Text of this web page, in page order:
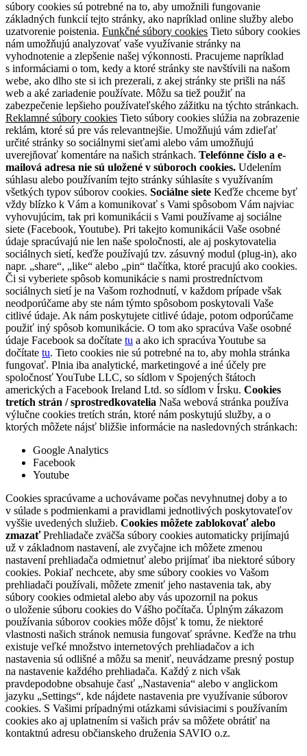
súbory cookies sú potrebné na to, aby umožnili fungovanie
základných funkcií tejto stránky, ako napríklad online služby alebo
uzatvorenie poistenia. Funkčné súbory cookies Tieto súbory cookies
nám umožňujú analyzovať vaše využívanie stránky na
vyhodnotenie a zlepšenie našej výkonnosti. Pracujeme napríklad
s informáciami o tom, kedy a ktoré stránky ste navštívili na našom
webe, ako dlho ste si ich prezerali, z akej stránky ste prišli na náš
web a aké zariadenie používate. Môžu sa tiež použiť na
zabezpečenie lepšieho používateľského zážitku na týchto stránkach.
Reklamné súbory cookies Tieto súbory cookies slúžia na zobrazenie
reklám, ktoré sú pre vás relevantnejšie. Umožňujú vám zdieľať
určité stránky so sociálnymi sieťami alebo vám umožňujú
uverejňovať komentáre na našich stránkach. Telefónne číslo a e-
mailová adresa nie sú uložené v súboroch cookies. Udelením
súhlasu alebo používaním tejto stránky súhlasíte s využívaním
všetkých typov súborov cookies. Sociálne siete Keďže chceme byť
vždy blízko k Vám a komunikovať s Vami spôsobom Vám najviac
vyhovujúcim, tak pri komunikácii s Vami používame aj sociálne
siete (Facebook, Youtube). Pri takejto komunikácii Vaše osobné
údaje spracúvajú nie len naše spoločnosti, ale aj poskytovatelia
sociálnych sietí, keďže používajú tzv. zásuvný modul (plug-in), ako
napr. „share“, „like“ alebo „pin“ tlačítka, ktoré pracujú ako cookies.
Či si vyberiete spôsob komunikácie s nami prostredníctvom
sociálnych sietí je na Vašom rozhodnutí, v každom prípade však
neodporúčame aby ste nám týmto spôsobom poskytovali Vaše
citlivé údaje. Ak nám poskytujete citlivé údaje, potom odporúčame
použiť iný spôsob komunikácie. O tom ako spracúva Vaše osobné
údaje Facebook sa dočítate tu a ako ich spracúva Youtube sa
dočítate tu. Tieto cookies nie sú potrebné na to, aby mohla stránka
fungovať. Plnia iba analytické, marketingové a iné účely pre
spoločnosť YouTube LLC, so sídlom v Spojených štátoch
amerických a Facebook Ireland Ltd. so sídlom v Írsku. Cookies
tretích strán / sprostredkovatelia Naša webová stránka používa
výlučne cookies tretích strán, ktoré nám poskytujú služby, a o
ktorých môžete nájsť bližšie informácie na nasledovných stránkach:
Google Analytics
Facebook
Youtube
Cookies spracúvame a uchovávame počas nevyhnutnej doby a to
v súlade s podmienkami a pravidlami jednotlivých poskytovateľov
vyššie uvedených služieb. Cookies môžete zablokovať alebo
zmazaťPrehliadače zväčša súbory cookies automaticky prijímajú
už v základnom nastavení, ale zvyčajne ich môžete zmenou
nastavení prehliadača odmietnuť alebo prijímať iba niektoré súbory
cookies. Pokiaľ nechcete, aby sme súbory cookies vo Vašom
prehliadači používali, môžete zmeniť jeho nastavenia tak, aby
súbory cookies odmietal alebo aby vás upozornil na pokus
o uloženie súboru cookies do Vášho počítača. Úplným zákazom
používania súborov cookies môže dôjsť k tomu, že niektoré
vlastnosti našich stránok nemusia fungovať správne. Keďže na trhu
existuje veľké množstvo internetových prehliadačov a ich
nastavenia sú odlišné a môžu sa meniť, neuvádzame presný postup
na nastavenie každého prehliadača. Každý z nich však
pravdepodobne obsahuje časť „Nastavenia“ alebo v anglickom
jazyku „Settings“, kde nájdete nastavenia pre využívanie súborov
cookies. S Vašimi prípadnými otázkami súvisiacimi s používaním
cookies ako aj uplatnením si vašich práv sa môžete obrátiť na
kontaktnú adresu občianskeho druženia SAVIO o.z.